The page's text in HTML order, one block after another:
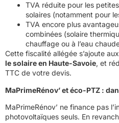
TVA réduite pour les
solaires (notamment pour
TVA encore plus
combinées (solaire
chauffage ou à l’eau
Cette fiscalité allégée s’ajoute
le solaire en Haute-Savoie, et
TTC de votre devis.
MaPrimeRénov’ et éco-PTZ :
MaPrimeRénov’ ne finance pas
photovoltaïques seuls. En